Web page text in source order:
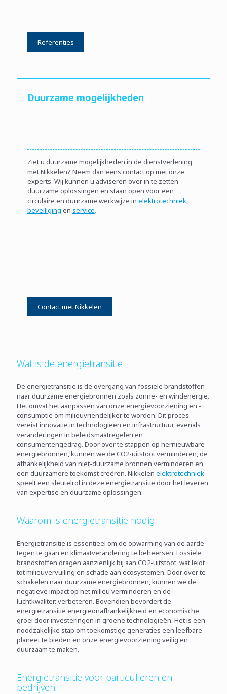
Referenties
Duurzame mogelijkheden
Ziet u duurzame mogelijkheden in de dienstverlening
met Nikkelen? Neem dan eens contact op met onze
experts. Wij kunnen u adviseren over in te zetten
duurzame oplossingen en staan open voor een
circulaire en duurzame werkwijze in elektrotechniek,
beveiliging en service.
Contact met Nikkelen
Wat is de energietransitie
De energietransitie is de overgang van fossiele brandstoffen
naar duurzame energiebronnen zoals zonne- en windenergie.
Het omvat het aanpassen van onze energievoorziening en -
consumptie om milieuvriendelijker te worden. Dit proces
vereist innovatie in technologieën en infrastructuur, evenals
veranderingen in beleidsmaatregelen en
consumentengedrag. Door over te stappen op hernieuwbare
energiebronnen, kunnen we de CO2-uitstoot verminderen, de
afhankelijkheid van niet-duurzame bronnen verminderen en
een duurzamere toekomst creëren. Nikkelen elektrotechniek
speelt een sleutelrol in deze energietransitie door het leveren
van expertise en duurzame oplossingen.
Waarom is energietransitie nodig
Energietransitie is essentieel om de opwarming van de aarde
tegen te gaan en klimaatverandering te beheersen. Fossiele
brandstoffen dragen aanzienlijk bij aan CO2-uitstoot, wat leidt
tot milieuvervuiling en schade aan ecosystemen. Door over te
schakelen naar duurzame energiebronnen, kunnen we de
negatieve impact op het milieu verminderen en de
luchtkwaliteit verbeteren. Bovendien bevordert de
energietransitie energieonafhankelijkheid en economische
groei door investeringen in groene technologieën. Het is een
noodzakelijke stap om toekomstige generaties een leefbare
planeet te bieden en onze energievoorziening veilig en
duurzaam te maken.
Energietransitie voor particulieren en
bedrijven